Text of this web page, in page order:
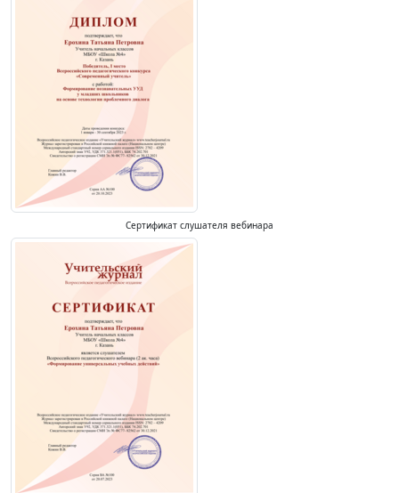
Сертификат слушателя вебинара